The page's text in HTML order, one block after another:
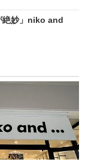
絶妙」niko and